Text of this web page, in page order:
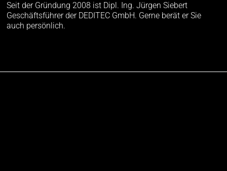
Seit der Gründung 2008 ist Dipl. Ing. Jürgen Siebert
Geschäftsführer der DEDITEC GmbH. Gerne berät er Sie
auch persönlich.